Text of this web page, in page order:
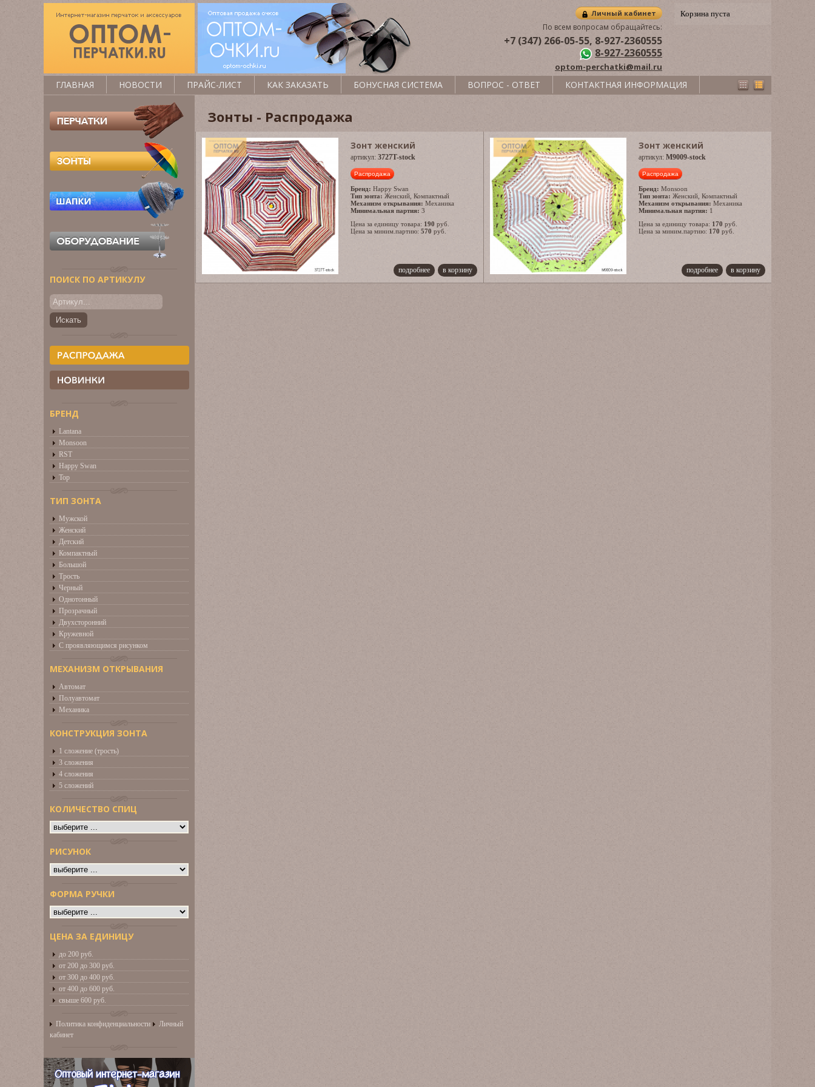
ПОИСК ПО АРТИКУЛУ
БРЕНД
Lantana
Monsoon
RST
Happy Swan
Top
ТИП ЗОНТА
Мужской
Женский
Детский
Компактный
Большой
Трость
Черный
Однотонный
Прозрачный
Двухсторонний
Кружевной
С проявляющимся рисунком
МЕХАНИЗМ ОТКРЫВАНИЯ
Автомат
Полуавтомат
Механика
КОНСТРУКЦИЯ ЗОНТА
1 сложение (трость)
3 сложения
4 сложения
5 сложений
КОЛИЧЕСТВО СПИЦ
РИСУНОК
ФОРМА РУЧКИ
ЦЕНА ЗА ЕДИНИЦУ
до 200 руб.
от 200 до 300 руб.
от 300 до 400 руб.
от 400 до 600 руб.
свыше 600 руб.
Политика конфиденциальности
Личный
кабинет
Зонты - Распродажа
Зонт женский
артикул: 3727T-stock
Распродажа
Бренд: Happy Swan
Тип зонта: Женский Компактный
Механизм открывания: Механика
Минимальная партия: 3
Цена за единицу товара: 190 руб.
Цена за миним.партию: 570 руб.
подробнее в корзину
Зонт женский
артикул: M9009-stock
Распродажа
Бренд: Monsoon
Тип зонта: Женский Компактный
Механизм открывания: Механика
Минимальная партия: 1
Цена за единицу товара: 170 руб.
Цена за миним.партию: 170 руб.
подробнее в корзину
Корзина пуста
Личный кабинет
По всем вопросам обращайтесь:
+7 (347) 266-05-55, 8-927-2360555
8-927-2360555
optom-perchatki@mail.ru
ГЛАВНАЯ НОВОСТИ ПРАЙС-ЛИСТ КАК ЗАКАЗАТЬ БОНУСНАЯ СИСТЕМА ВОПРОС - ОТВЕТ КОНТАКТНАЯ ИНФОРМАЦИЯ